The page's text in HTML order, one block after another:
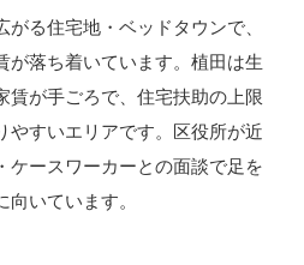
る住宅地・ベッドタウンで、
が落ち着いています。植田は生
賃が手ごろで、住宅扶助の上限
やすいエリアです。区役所が近
ケースワーカーとの面談で足を
いています。